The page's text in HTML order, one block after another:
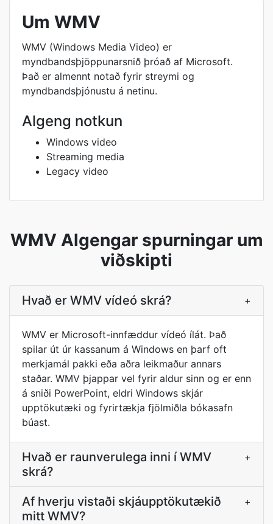
Um WMV
WMV (Windows Media Video) er
myndbandsþjöppunarsnið þróað af Microsoft.
Það er almennt notað fyrir streymi og
myndbandsþjónustu á netinu.
Algeng notkun
Windows video
Streaming media
Legacy video
WMV Algengar spurningar um
viðskipti
Hvað er WMV vídeó skrá? +
WMV er Microsoft-innfæddur vídeó ílát. Það
spilar út úr kassanum á Windows en þarf oft
merkjamál pakki eða aðra leikmaður annars
staðar. WMV þjappar vel fyrir aldur sinn og er enn
á sniði PowerPoint, eldri Windows skjár
upptökutæki og fyrirtækja fjölmiðla bókasafn
búast.
Hvað er raunverulega inni í WMV
skrá?
+
Af hverju vistaði skjáupptökutækið
mitt WMV?
+